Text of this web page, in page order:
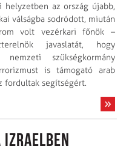
az ország újabb,
válságba sodródott, miután
volt vezérkari főnök –
javaslatát, hogy
szükségkormány
is támogató arab
fordultak segítségért.
Izraelben